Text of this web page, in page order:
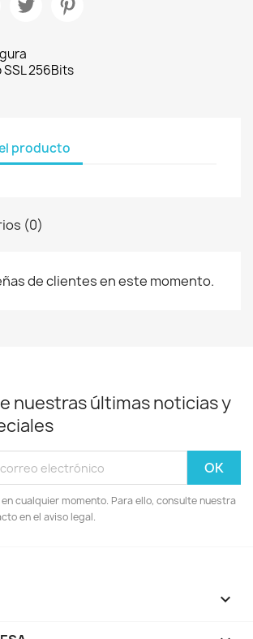
256Bits
producto
(0)
de clientes en este momento.
nuestras últimas noticias y
cualquier momento. Para ello, consulte nuestra
en el aviso legal.
